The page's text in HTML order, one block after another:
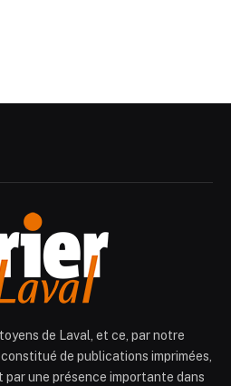
de Laval, et ce, par notre
de publications imprimées,
par une présence importante dans